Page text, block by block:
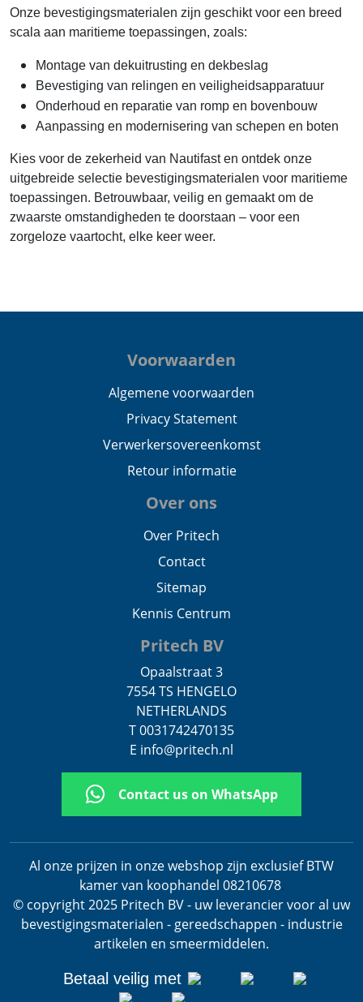
Onze bevestigingsmaterialen zijn geschikt voor een breed
scala aan maritieme toepassingen, zoals:
Montage van dekuitrusting en dekbeslag
Bevestiging van relingen en veiligheidsapparatuur
Onderhoud en reparatie van romp en bovenbouw
Aanpassing en modernisering van schepen en boten
Kies voor de zekerheid van Nautifast en ontdek onze
uitgebreide selectie bevestigingsmaterialen voor maritieme
toepassingen. Betrouwbaar, veilig en gemaakt om de
zwaarste omstandigheden te doorstaan – voor een
zorgeloze vaartocht, elke keer weer.
Voorwaarden
Algemene voorwaarden
Privacy Statement
Verwerkersovereenkomst
Retour informatie
Over ons
Over Pritech
Contact
Sitemap
Kennis Centrum
Pritech BV
Opaalstraat 3
7554 TS HENGELO
NETHERLANDS
T 0031742470135
E info@pritech.nl
Contact us on WhatsApp
Al onze prijzen in onze webshop zijn exclusief BTW
kamer van koophandel 08210678.
© copyright 2025 Pritech BV - uw leverancier voor al uw
bevestigingsmaterialen - gereedschappen - industrie
artikelen en smeermiddelen.
Betaal veilig met